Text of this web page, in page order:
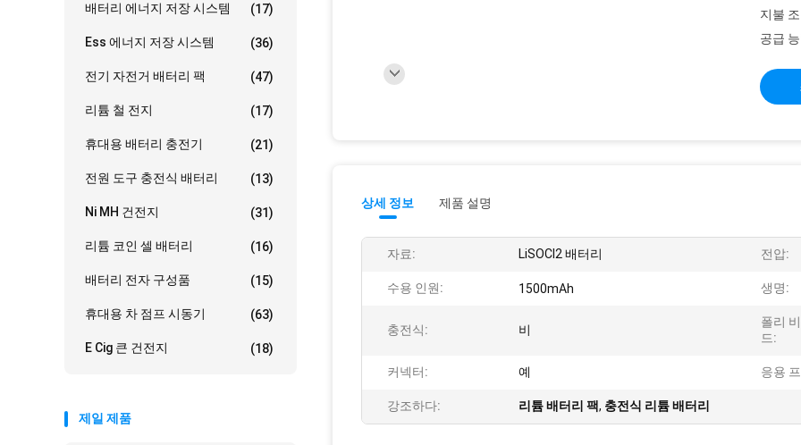
배터리 에너지 저장 시스템 (17)
Ess 에너지 저장 시스템 (36)
전기 자전거 배터리 팩 (47)
리튬 철 전지 (17)
휴대용 배터리 충전기 (21)
전원 도구 충전식 배터리 (13)
Ni MH 건전지 (31)
리튬 코인 셀 배터리 (16)
배터리 전자 구성품 (15)
휴대용 차 점프 시동기 (63)
E Cig 큰 건전지 (18)
제일 제품
지불
공급
상세 정보 제품 설명
자료: LiSOCl2 배터리 전압:
수용 인원: 1500mAh 생명:
충전식: 비
폴리
드:
커넥터: 예 응용
강조하다: 리튬 배터리 팩, 충전식 리튬 배터리